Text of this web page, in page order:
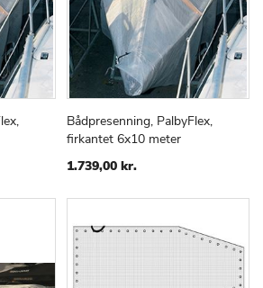
SAMMENLIGNLæg i kurv
TILFØJ
Bådpresenning, PalbyFlex,
firkantet 6x10 meter
1.739,00 kr.